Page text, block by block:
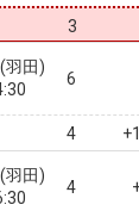
3
羽田)
6
4
羽田)
4